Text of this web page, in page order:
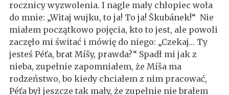
rocznicy wyzwolenia. I nagle mały chłopiec woła
do mnie: „Witaj wujku, to ja! To ja! Škubánek!“ Nie
miałem początkowo pojęcia, kto to jest, ale powoli
zaczęło mi świtać i mówię do niego: „Czekaj… Ty
jesteś Péťa, brat Míšy, prawda?“ Spadł mi jak z
nieba, zupełnie zapomniałem, że Míša ma
rodzeństwo, bo kiedy chciałem z nim pracować,
Péťa był jeszcze tak mały, że zupełnie nie brałem